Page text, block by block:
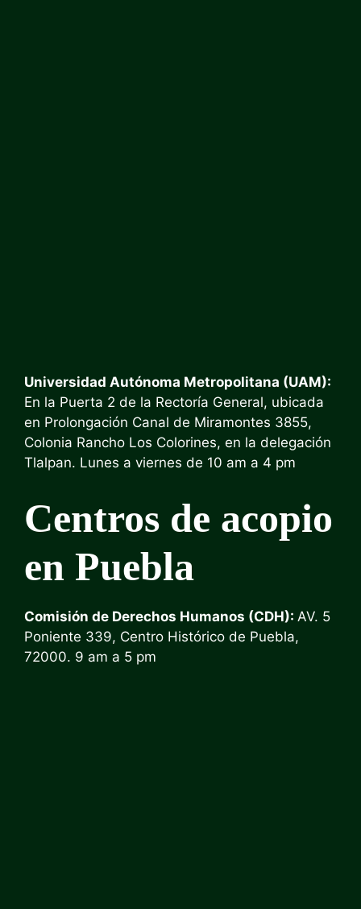
Universidad Autónoma Metropolitana (UAM):
En la Puerta 2 de la Rectoría General, ubicada
en Prolongación Canal de Miramontes 3855,
Colonia Rancho Los Colorines, en la delegación
Tlalpan. Lunes a viernes de 10 am a 4 pm
Centros de acopio
en Puebla
Comisión de Derechos Humanos (CDH): AV. 5
Poniente 339, Centro Histórico de Puebla,
72000. 9 am a 5 pm